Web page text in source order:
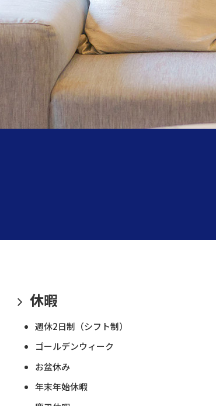
休暇
週休2日制（シフト制）
ゴールデンウィーク
お盆休み
年末年始休暇